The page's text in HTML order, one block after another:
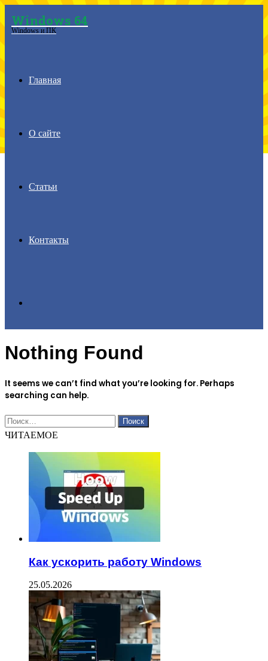
Menu
Windows 64
Windows и ПК
Главная
О сайте
Статьи
Контакты
for
Nothing Found
It seems we can’t find what you’re looking for. Perhaps
searching can help.
Найти:
ЧИТАЕМОЕ
Как ускорить работу Windows
25.05.2026